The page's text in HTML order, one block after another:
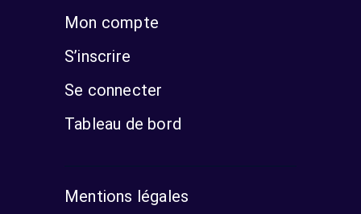
Mon compte
S’inscrire
Se connecter
Tableau de bord
Mentions légales